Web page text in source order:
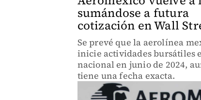
sumándose a futura
cotización en Wall
Se prevé que la aerolínea
inicie actividades bursátiles
nacional en junio de 2024,
tiene una fecha exacta.